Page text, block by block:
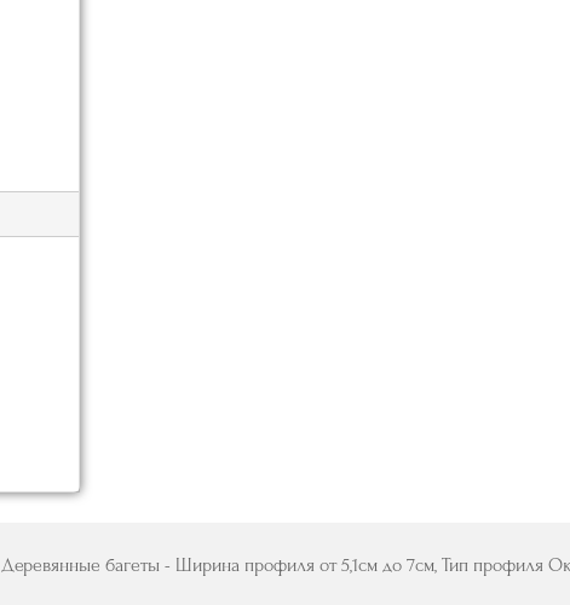
Деревянные багеты - Ширина профиля от 5,1см до 7см, Тип профиля